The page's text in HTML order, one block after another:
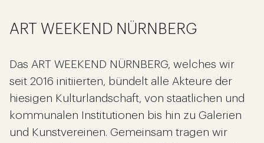
ART WEEKEND NÜRNBERG
Das ART WEEKEND NÜRNBERG, welches wir
seit 2016 initiierten, bündelt alle Akteure der
hiesigen Kulturlandschaft, von staatlichen und
kommunalen Institutionen bis hin zu Galerien
und Kunstvereinen. Gemeinsam tragen wir